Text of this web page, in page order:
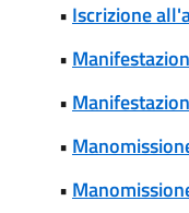
• Iscrizione
•
•
•
•